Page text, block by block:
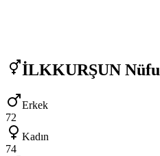
İLKKURŞUN
Erkek
72
Kadın
74